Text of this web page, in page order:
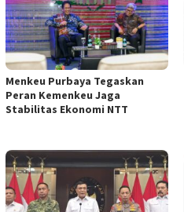
Menkeu Purbaya Tegaskan
Peran Kemenkeu Jaga
Stabilitas Ekonomi NTT